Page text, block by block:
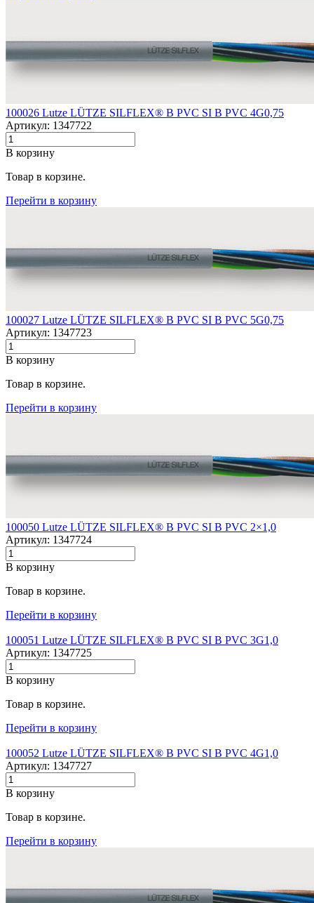
100026 Lutze LÜTZE SILFLEX® B PVC SI B PVC 4G0,75
Артикул: 1347722
В корзину
Товар в корзине.
Перейти в корзину
100027 Lutze LÜTZE SILFLEX® B PVC SI B PVC 5G0,75
Артикул: 1347723
В корзину
Товар в корзине.
Перейти в корзину
100050 Lutze LÜTZE SILFLEX® B PVC SI B PVC 2×1,0
Артикул: 1347724
В корзину
Товар в корзине.
Перейти в корзину
100051 Lutze LÜTZE SILFLEX® B PVC SI B PVC 3G1,0
Артикул: 1347725
В корзину
Товар в корзине.
Перейти в корзину
100052 Lutze LÜTZE SILFLEX® B PVC SI B PVC 4G1,0
Артикул: 1347727
В корзину
Товар в корзине.
Перейти в корзину